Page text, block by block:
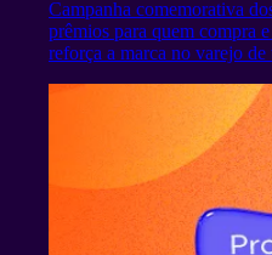
Campanha comemorativa
prêmios para quem compra
reforça a marca no varejo de